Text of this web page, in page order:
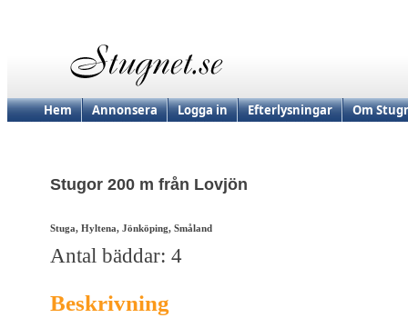
Hem Annonsera Logga in Efterlysningar Om
Stugor 200 m från Lovjön
Stuga, Hyltena, Jönköping, Småland
Antal bäddar: 4
Beskrivning